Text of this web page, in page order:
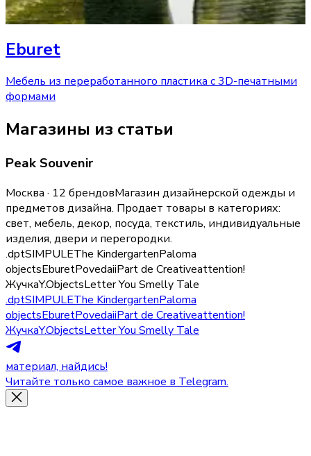
Eburet
Мебель из переработанного пластика с 3D-печатными
формами
Магазины из статьи
Peak Souvenir
Москва · 12 брендовМагазин дизайнерской одежды и
предметов дизайна. Продает товары в категориях:
свет, мебель, декор, посуда, текстиль, индивидуальные
изделия, двери и перегородки.
.dptSIMPULEThe KindergartenPaloma
objectsEburetPovedaiiPart de Creativeattention!
ЖучкаY.ObjectsLetter You Smelly Tale
.dptSIMPULEThe KindergartenPaloma
objectsEburetPovedaiiPart de Creativeattention!
ЖучкаY.ObjectsLetter You Smelly Tale
материал, найдись!
Читайте только самое важное в Telegram.